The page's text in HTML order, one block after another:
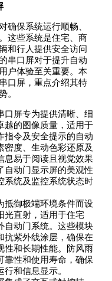
确保系统运行顺畅、
这些系统是住宅、商
和行人提供安全访问
串口屏对于提升自动
户体验至关重要。本
口屏，重点介绍其特
。
口屏专为提供清晰、细
越的图像质量，适用于
指令及安全提示的自动
密度、生动色彩还原及
息易于阅读且视觉效果
自动门显示屏的美观性
系统及监控系统状态时
抵御极端环境条件而设
光直射，适用于住宅
自动门系统。这些模块
抗紫外线涂层，确保在
性和长期性能。防风雨
靠性和使用寿命，确保
和信息显示。